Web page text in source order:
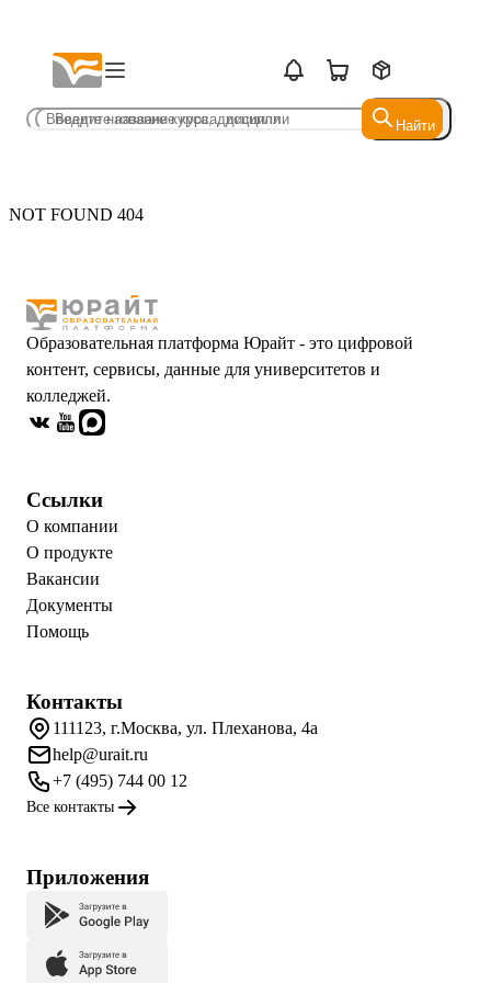
Найти
Найти
NOT FOUND 404
Образовательная платформа Юрайт - это цифровой
контент, сервисы, данные для университетов и
колледжей.
Ссылки
О компании
О продукте
Вакансии
Документы
Помощь
Контакты
111123, г.Москва, ул. Плеханова, 4а
help@urait.ru
+7 (495) 744 00 12
Все контакты
Приложения